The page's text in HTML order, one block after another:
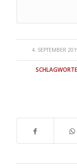
4. SEPTEMBER
/